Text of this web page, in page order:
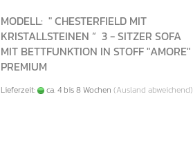
MODELL: " CHESTERFIELD MIT
KRISTALLSTEINEN “ 3 - SITZER SOFA
MIT BETTFUNKTION IN STOFF "AMORE"
PREMIUM
Lieferzeit: ca. 4 bis 8 Wochen (Ausland abweichend)